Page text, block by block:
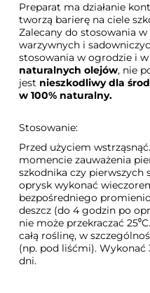
Preparat ma działanie
tworzą barierę na ciele
Zalecany do stosowania
warzywnych i
stosowania w ogrodzie i
naturalnych olejów, nie
jest nieszkodliwy dla
w 100% naturalny.
Stosowanie:
Przed użyciem
momencie zauważenia
szkodnika czy pierwszych
oprysk wykonać
bezpośredniego
deszcz (do 4 godzin po
nie może przekraczać
całą roślinę, w
(np. pod liśćmi). Wykonać
dni.